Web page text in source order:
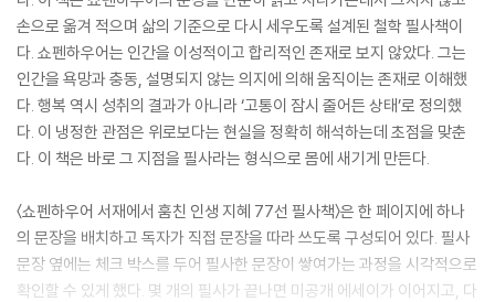
손으로 옮겨 적으며 삶의 기준으로 다시 세우도록 설계된 철학 필사책이
다. 쇼펜하우어는 인간을 이성적이고 합리적인 존재로 보지 않았다. 그는
인간을 욕망과 충동, 설명되지 않는 의지에 의해 움직이는 존재로 이해했
다. 행복 역시 성취의 결과가 아니라 ‘고통이 잠시 줄어든 상태’로 정의했
다. 이 냉정한 관점은 위로보다는 현실을 정확히 해석하는데 초점을 맞춘
다. 이 책은 바로 그 지점을 필사라는 형식으로 몸에 새기게 만든다.
〈쇼펜하우어 서재에서 훔친 인생 지혜 77선 필사책〉은 한 페이지에 하나
의 문장을 배치하고 독자가 직접 문장을 따라 쓰도록 구성되어 있다. 필사
문장 옆에는 체크 박스를 두어 필사한 문장이 쌓여가는 과정을 시각적으로
확인할 수 있게 했다. 몇 개의 필사가 끝나면 미공개 에세이가 이어지고, 다